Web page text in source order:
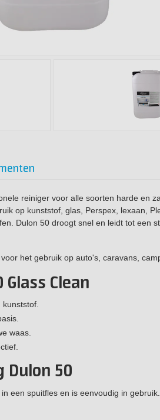
reiniger voor alle soorten harde en
op kunststof, glas, Perspex, lexaan,
Dulon 50 droogt snel en leidt tot een
het gebruik op auto's, caravans,
Clean
waas.
Dulon 50
een spuitfles en is eenvoudig in